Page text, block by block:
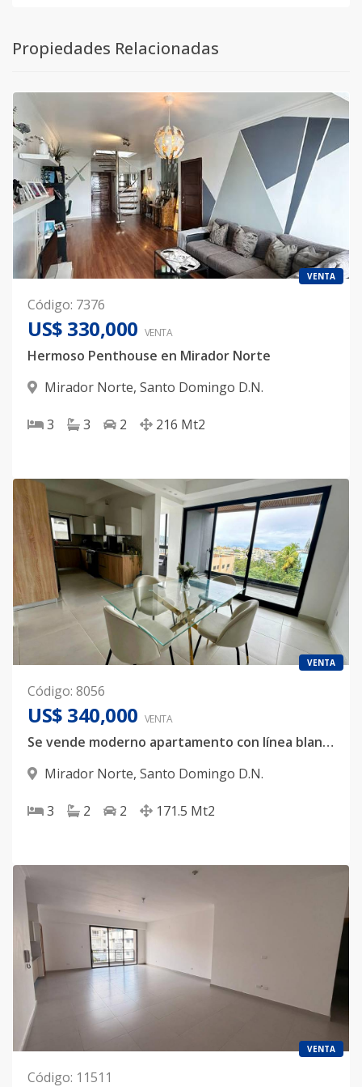
Propiedades Relacionadas
VENTA
Código: 7376
US$ 330,000 VENTA
Hermoso Penthouse en Mirador Norte
Mirador Norte, Santo Domingo D.N.
3 3 2 216 Mt2
VENTA
Código: 8056
US$ 340,000 VENTA
Se vende moderno apartamento con línea blanca en el Mirador Norte
Mirador Norte, Santo Domingo D.N.
3 2 2 171.5 Mt2
VENTA
Código: 11511